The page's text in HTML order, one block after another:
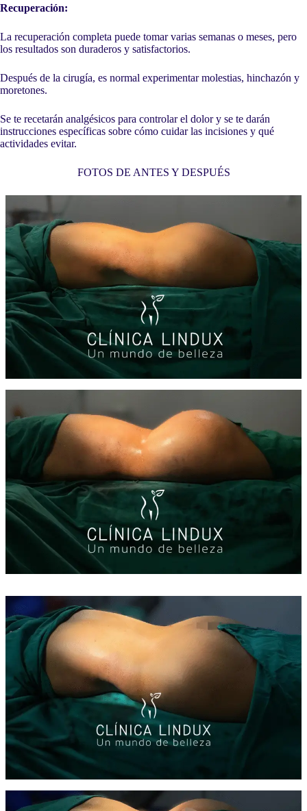
Recuperación:
La recuperación completa puede tomar varias semanas o meses, pero
los resultados son duraderos y satisfactorios.
Después de la cirugía, es normal experimentar molestias, hinchazón y
moretones.
Se te recetarán analgésicos para controlar el dolor y se te darán
instrucciones específicas sobre cómo cuidar las incisiones y qué
actividades evitar.
FOTOS DE ANTES Y DESPUÉS